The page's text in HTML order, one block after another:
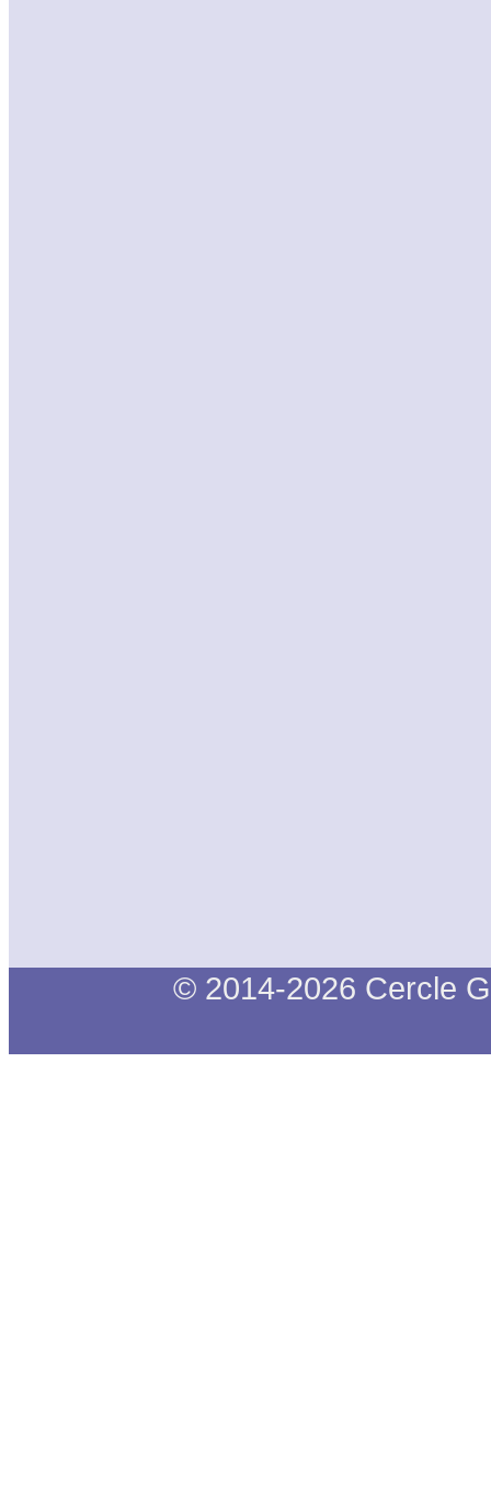
© 2014-2026 Cercle